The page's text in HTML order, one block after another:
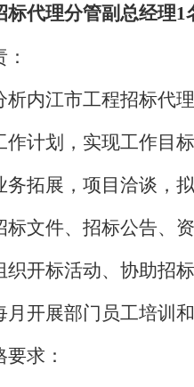
标代理分管副总经理1
析内江市工程招标代
作计划，实现工作目
务拓展，项目洽谈，
标文件、招标公告、
织开标活动、协助招
月开展部门员工培训
要求 ：